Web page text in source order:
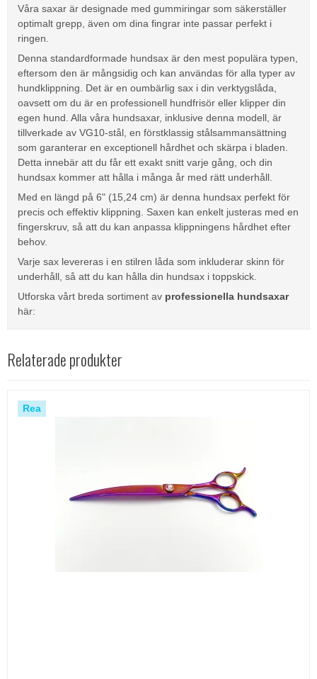
Våra saxar är designade med gummiringar som säkerställer
optimalt grepp, även om dina fingrar inte passar perfekt i
ringen.
Denna standardformade hundsax är den mest populära typen,
eftersom den är mångsidig och kan användas för alla typer av
hundklippning. Det är en oumbärlig sax i din verktygslåda,
oavsett om du är en professionell hundfrisör eller klipper din
egen hund. Alla våra hundsaxar, inklusive denna modell, är
tillverkade av VG10-stål, en förstklassig stålsammansättning
som garanterar en exceptionell hårdhet och skärpa i bladen.
Detta innebär att du får ett exakt snitt varje gång, och din
hundsax kommer att hålla i många år med rätt underhåll.
Med en längd på 6" (15,24 cm) är denna hundsax perfekt för
precis och effektiv klippning. Saxen kan enkelt justeras med en
fingerskruv, så att du kan anpassa klippningens hårdhet efter
behov.
Varje sax levereras i en stilren låda som inkluderar skinn för
underhåll, så att du kan hålla din hundsax i toppskick.
Utforska vårt breda sortiment av professionella hundsaxar
här:
Relaterade produkter
Rea